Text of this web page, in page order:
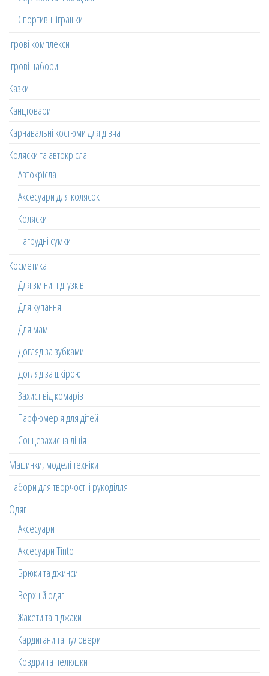
Спортивні іграшки
Ігрові комплекси
Ігрові набори
Казки
Канцтовари
Карнавальні костюми для дівчат
Коляски та автокрісла
Автокрісла
Аксесуари для колясок
Коляски
Нагрудні сумки
Косметика
Для зміни підгузків
Для купання
Для мам
Догляд за зубками
Догляд за шкірою
Захист від комарів
Парфюмерія для дітей
Сонцезахисна лінія
Машинки, моделі техніки
Набори для творчості і рукоділля
Одяг
Аксесуари
Аксесуари Tinto
Брюки та джинси
Верхній одяг
Жакети та піджаки
Кардигани та пуловери
Ковдри та пелюшки